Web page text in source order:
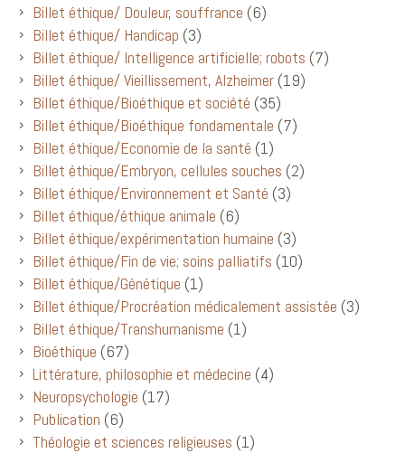
Billet éthique/ Douleur, souffrance (6)
Billet éthique/ Handicap (3)
Billet éthique/ Intelligence artificielle; robots (7)
Billet éthique/ Vieillissement, Alzheimer(19)
Billet éthique/Bioéthique et société (35)
Billet éthique/Bioéthique fondamentale (7)
Billet éthique/Economie de la santé (1)
Billet éthique/Embryon, cellules souches (2)
Billet éthique/Environnement et Santé (3)
Billet éthique/éthique animale (6)
Billet éthique/expérimentation humaine (3)
Billet éthique/Fin de vie; soins palliatifs (10)
Billet éthique/Génétique (1)
Billet éthique/Procréation médicalement assistée (3)
Billet éthique/Transhumanisme (1)
Bioéthique (67)
Littérature, philosophie et médecine (4)
Neuropsychologie (17)
Publication (6)
Théologie et sciences religieuses (1)